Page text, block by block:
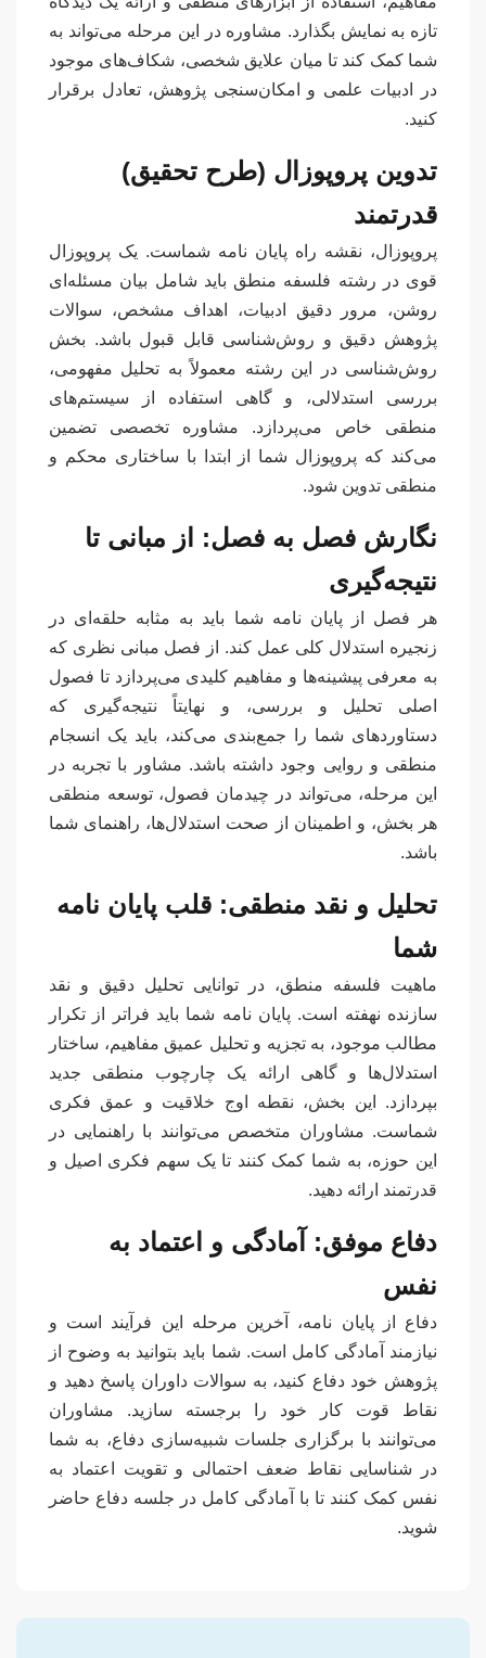
تازه به نمایش بگذارد. مشاوره در این مرحله می‌تواند به
شما کمک کند تا میان علایق شخصی، شکاف‌های موجود
در ادبیات علمی و امکان‌سنجی پژوهش، تعادل برقرار
کنید.
تدوین پروپوزال (طرح تحقیق)
قدرتمند
پروپوزال، نقشه راه پایان نامه شماست. یک پروپوزال
قوی در رشته فلسفه منطق باید شامل بیان مسئله‌ای
روشن، مرور دقیق ادبیات، اهداف مشخص، سوالات
پژوهش دقیق و روش‌شناسی قابل قبول باشد. بخش
روش‌شناسی در این رشته معمولاً به تحلیل مفهومی،
بررسی استدلالی، و گاهی استفاده از سیستم‌های
منطقی خاص می‌پردازد. مشاوره تخصصی تضمین
می‌کند که پروپوزال شما از ابتدا با ساختاری محکم و
منطقی تدوین شود.
نگارش فصل به فصل: از مبانی تا
نتیجه‌گیری
هر فصل از پایان نامه شما باید به مثابه حلقه‌ای در
زنجیره استدلال کلی عمل کند. از فصل مبانی نظری که
به معرفی پیشینه‌ها و مفاهیم کلیدی می‌پردازد تا فصول
اصلی تحلیل و بررسی، و نهایتاً نتیجه‌گیری که
دستاوردهای شما را جمع‌بندی می‌کند، باید یک انسجام
منطقی و روایی وجود داشته باشد. مشاور با تجربه در
این مرحله، می‌تواند در چیدمان فصول، توسعه منطقی
هر بخش، و اطمینان از صحت استدلال‌ها، راهنمای شما
باشد.
تحلیل و نقد منطقی: قلب پایان نامه
شما
ماهیت فلسفه منطق، در توانایی تحلیل دقیق و نقد
سازنده نهفته است. پایان نامه شما باید فراتر از تکرار
مطالب موجود، به تجزیه و تحلیل عمیق مفاهیم، ساختار
استدلال‌ها و گاهی ارائه یک چارچوب منطقی جدید
بپردازد. این بخش، نقطه اوج خلاقیت و عمق فکری
شماست. مشاوران متخصص می‌توانند با راهنمایی در
این حوزه، به شما کمک کنند تا یک سهم فکری اصیل و
قدرتمند ارائه دهید.
دفاع موفق: آمادگی و اعتماد به
نفس
دفاع از پایان نامه، آخرین مرحله این فرآیند است و
نیازمند آمادگی کامل است. شما باید بتوانید به وضوح از
پژوهش خود دفاع کنید، به سوالات داوران پاسخ دهید و
نقاط قوت کار خود را برجسته سازید. مشاوران
می‌توانند با برگزاری جلسات شبیه‌سازی دفاع، به شما
در شناسایی نقاط ضعف احتمالی و تقویت اعتماد به
نفس کمک کنند تا با آمادگی کامل در جلسه دفاع حاضر
شوید.